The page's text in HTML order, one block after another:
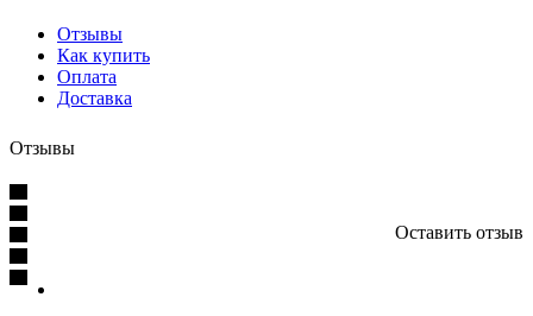
Отзывы
Как купить
Оплата
Доставка
Отзывы
Оставить отзыв